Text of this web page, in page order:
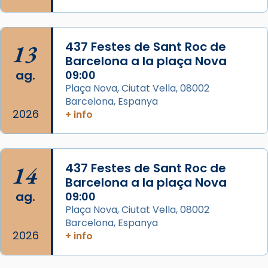
2 weeks ago
Aquest dilluns, 27 de juliol, ha tingut lloc la
missa d’acció de gràcies en agraïment al
comitè organitzador de la visita apostòlica
del Sant Pare Lleó XIV a Barcelona, i als
col·laboradors, a la Catedral de Barcelona.
L’arquebisbe de Barcelona, el cardenal Joan
📸 Dr. G. Simón
Photo
View on Facebook · Share
13
ag.
2026
437 Festes de Sant Roc de
Barcelona a la plaça Nova
09:00
Plaça Nova, Ciutat Vella, 08002
Barcelona, Espanya
+ info
14
ag.
2026
437 Festes de Sant Roc de
Barcelona a la plaça Nova
09:00
Plaça Nova, Ciutat Vella, 08002
Barcelona, Espanya
+ info